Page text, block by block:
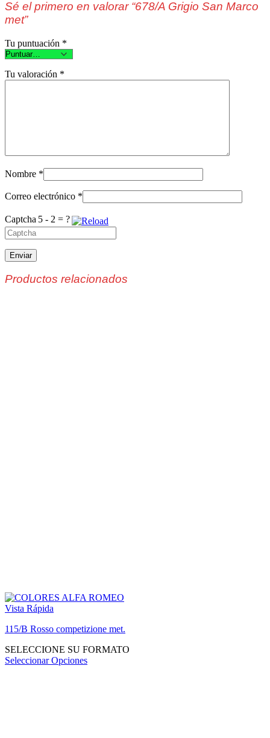
Sé el primero en valorar “678/A Grigio San Marco
met”
Tu puntuación *
Tu valoración *
Nombre *
Correo electrónico *
Captcha 5 - 2 = ?
Productos relacionados
Vista Rápida
115/B Rosso competizione met.
SELECCIONE SU FORMATO
Seleccionar Opciones